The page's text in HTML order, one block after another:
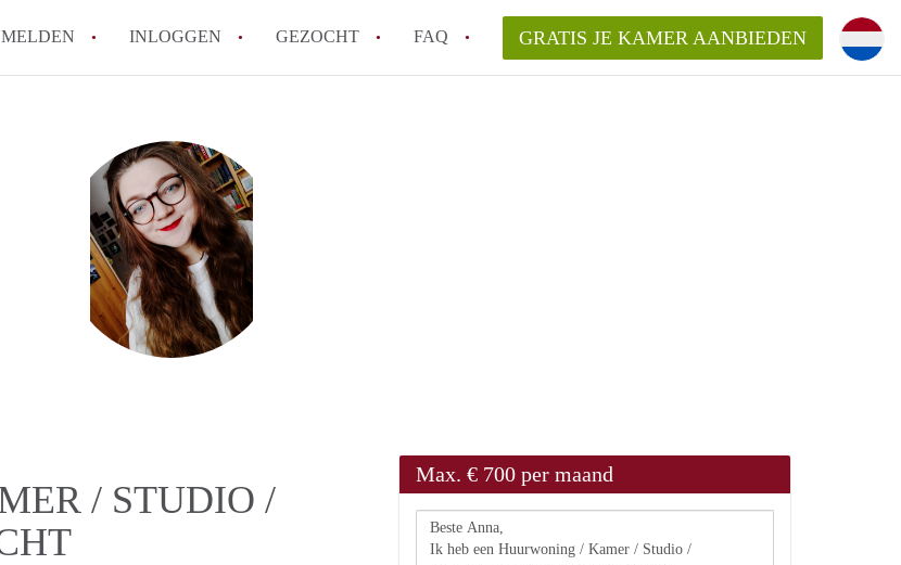
INLOGGEN GEZOCHT FAQ
Tips: om in Utrecht een kamer te vinden!
Hoe werkt Kamers Utrecht
How to translate KamersUtrecht!
Alle veelgestelde vragen
GRATIS JE KAMER AANBIEDEN
/ STUDIO /
Max. € 700 per maand